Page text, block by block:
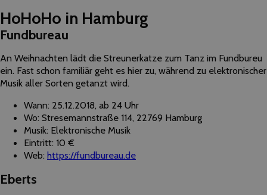
HoHoHo in Hamburg
Fundbureau
An Weihnachten lädt die Streunerkatze zum Tanz im Fundbureu
ein. Fast schon familiär geht es hier zu, während zu elektronischer
Musik aller Sorten getanzt wird.
Wann: 25.12.2018, ab 24 Uhr
Wo: Stresemannstraße 114, 22769 Hamburg
Musik: Elektronische Musik
Eintritt: 10 €
Web: https://fundbureau.de
Eberts